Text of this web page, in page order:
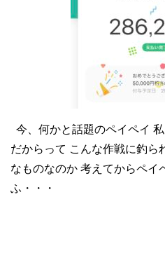
今、何かと話題のペイペイ
だからって こんな作戦に釣ら
なものなのか 考えてからペ
ふ・・・